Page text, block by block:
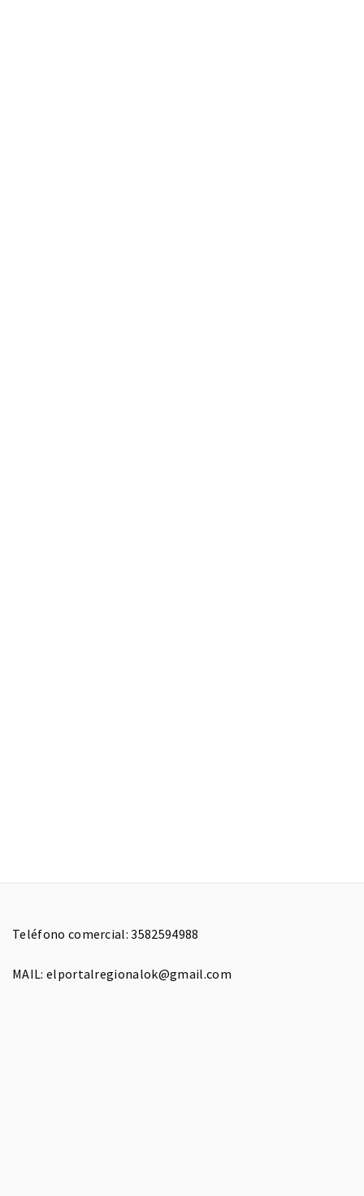
Teléfono comercial: 3582594988
MAIL: elportalregionalok@gmail.com